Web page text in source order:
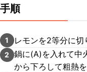
手順
1 レモンを2等分に切
2
鍋に(A)を入れて中
から下ろして粗熱を